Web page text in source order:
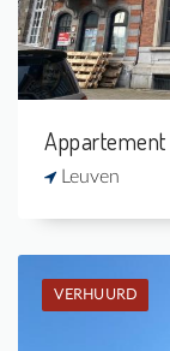
Appartement
Leuven
VERHUURD